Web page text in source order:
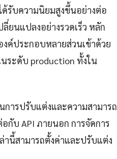
รับความนิยมสูงขึ้นอย่างต่อ
ยนแปลงอย่างรวดเร็ว หลัก
งค์ประกอบหลายส่วนเข้าด้วย
ระดับ production ทั้งใน
การปรับแต่งและความสามารถ
กับ API ภายนอก การจัดการ
นี้สามารถตั้งค่าและปรับแต่ง